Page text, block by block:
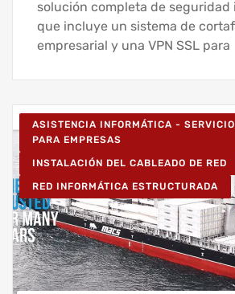
solución completa de seguridad
que incluye un sistema de
empresarial y una VPN SSL para
ASISTENCIA INFORMÁTICA -
PARA EMPRESAS
INSTALACIÓN DEL CABLEADO DE RED
RED INFORMÁTICA ESTRUCTURADA